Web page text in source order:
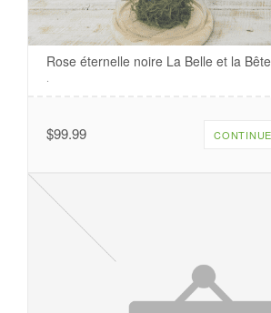
Rose éternelle noire La Belle et la
$99.99